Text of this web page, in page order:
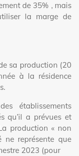
de 35% , mais
la marge de
sa production (20
à la résidence
établissements
qu’il a prévues et
production « non
ne représente que
2023 (pour